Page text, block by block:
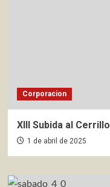
Corporacion
XIII Subida al Cerrillo
1 de abril de 2025